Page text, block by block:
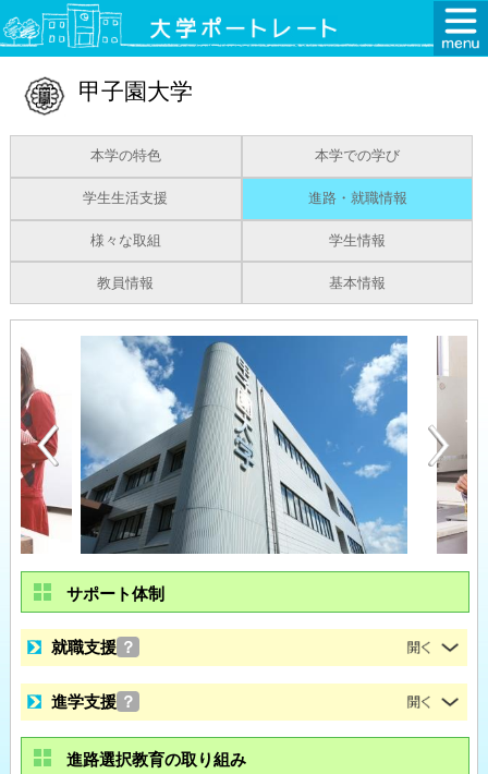
甲子園大学
本学の特色 本学での学び
学生生活支援 進路・就職情報
様々な取組 学生情報
教員情報 基本情報
サポート体制
就職支援 ？
進学支援 ？
進路選択教育の取り組み